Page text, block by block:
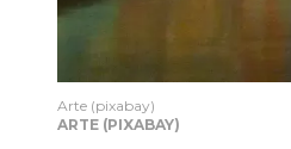
Arte (pixabay)
ARTE (PIXABAY)